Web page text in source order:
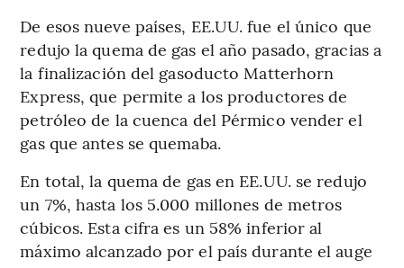
De esos nueve países, EE.UU. fue el único que
redujo la quema de gas el año pasado, gracias a
la finalización del gasoducto Matterhorn
Express, que permite a los productores de
petróleo de la cuenca del Pérmico vender el
gas que antes se quemaba.
En total, la quema de gas en EE.UU. se redujo
un 7%, hasta los 5.000 millones de metros
cúbicos. Esta cifra es un 58% inferior al
máximo alcanzado por el país durante el auge